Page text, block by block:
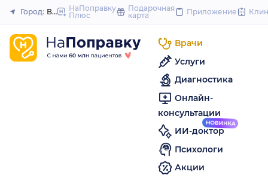
to
Закрыть
Город: ВолгоградНаПоправку
Плюс
Подарочная
карта
Приложение
Врачи
Услуги
Диагностика
Онлайн-
консультации
ИИ-доктор
Психологи
Акции